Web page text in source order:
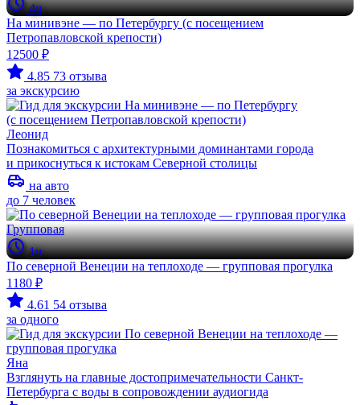
4ч
На минивэне — по Петербургу (с посещением
Петропавловской крепости)
12500 ₽
4.85 73 отзыва
за экскурсию
Леонид
Познакомиться с архитектурными доминантами города
и прикоснуться к истокам Северной столицы
на авто
до 7 человек
Групповая
1ч
По северной Венеции на теплоходе — групповая прогулка
1180 ₽
4.61 54 отзыва
за одного
Яна
Взглянуть на главные достопримечательности Санкт-
Петербурга с воды в сопровождении аудиогида